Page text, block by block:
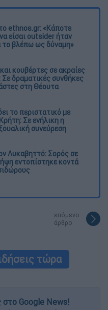
ethnos.gr: «Κάποτε
είσαι outsider ήταν
το βλέπω ως δύναμη»
κουβέρτες σε ακραίες
Σε δραματικές συνθήκες
στη Θέουτα
το περιστατικό με
Σε ενήλικη η
συνεύρεση
Λυκαβηττό: Σορός σε
εντοπίστηκε κοντά
επόμενο
άρθρο
τώρα
Google News!